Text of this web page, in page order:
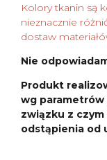
Kolory tkanin są
nieznacznie
dostaw
Nie
Produkt
wg
związku z
odstąpienia od